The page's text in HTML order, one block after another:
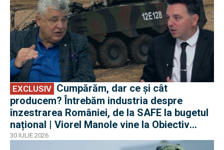
EXCLUSIV
producem? Întrebăm industria despre
înzestrarea României, de la SAFE la bugetul
național | Viorel Manole vine la Obiectiv
EuroAtlantic la DefenseRomania
30 IULIE 2026